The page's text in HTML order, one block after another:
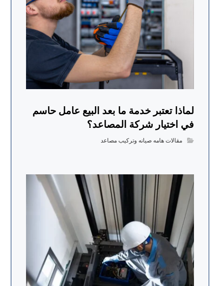
لماذا تعتبر خدمة ما بعد البيع عامل حاسم
في اختيار شركة المصاعد؟
مقالات هامه صيانه وتركيب مصاعد